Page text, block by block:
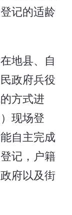
记的适龄
地县、自
政府兵役
方式进
现场登
自主完成
记，户籍
府以及街